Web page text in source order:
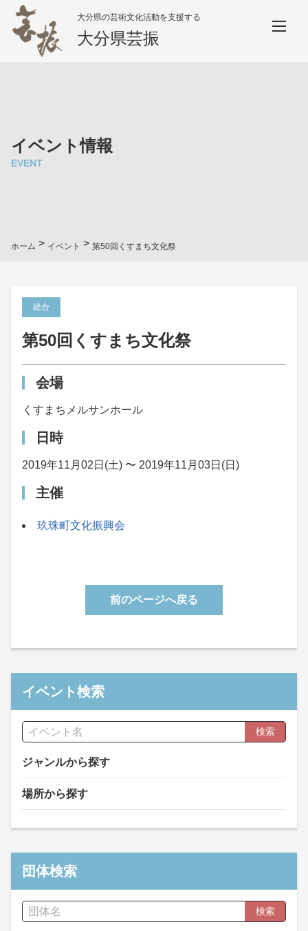
大分県の芸術文化活動を支援する
大分県芸振
イベント情報
EVENT
ホーム > イベント > 第50回くすまち文化祭
総合
第50回くすまち文化祭
会場
くすまちメルサンホール
日時
2019年11月02日(土) 〜 2019年11月03日(日)
主催
玖珠町文化振興会
前のページへ戻る
イベント検索
検索
ジャンルから探す
場所から探す
団体検索
検索